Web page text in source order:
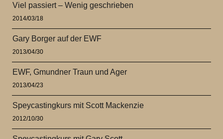
Viel passiert – Wenig geschrieben
2014/03/18
Gary Borger auf der EWF
2013/04/30
EWF, Gmundner Traun und Ager
2013/04/23
Speycastingkurs mit Scott Mackenzie
2012/10/30